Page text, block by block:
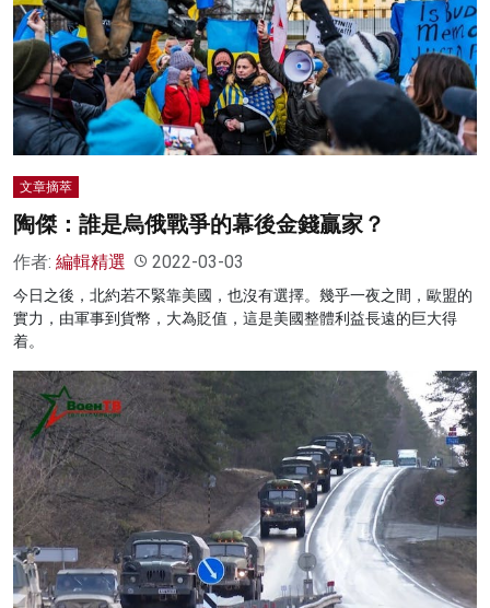
文章摘萃
陶傑：誰是烏俄戰爭的幕後金錢贏家？
作者: 編輯精選 2022-03-03
今日之後，北約若不緊靠美國，也沒有選擇。幾乎一夜之間，歐盟的
實力，由軍事到貨幣，大為貶值，這是美國整體利益長遠的巨大得
着。